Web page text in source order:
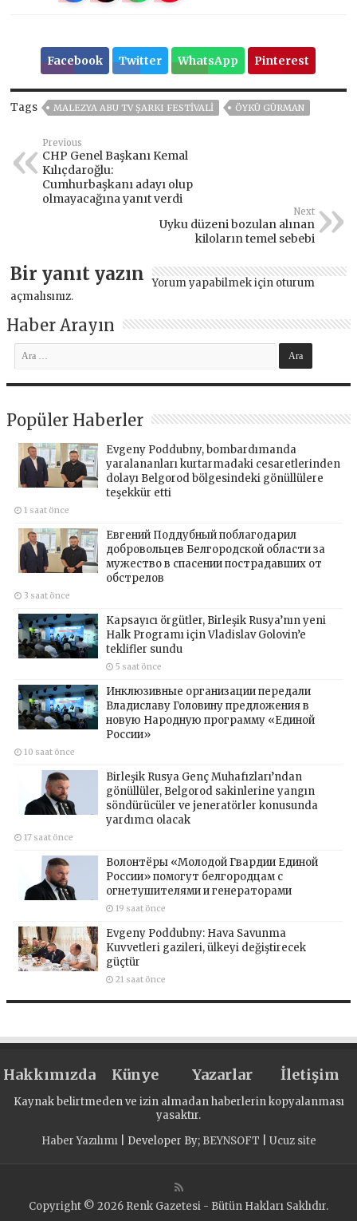
Facebook Twitter WhatsApp Pinterest
Tags MALEZYA ABU TV ŞARKI FESTIVALI ÖYKÜ GÜRMAN
Previous
CHP Genel Başkanı Kemal
Kılıçdaroğlu:
Cumhurbaşkanı adayı olup
olmayacağına yanıt verdi
Next
Uyku düzeni bozulan alınan
kiloların temel sebebi
Bir yanıt yazın Yorum yapabilmek için oturum
açmalısınız.
Haber Arayın
Popüler Haberler
Evgeny Poddubny, bombardımanda
yaralananları kurtarmadaki cesaretlerinden
dolayı Belgorod bölgesindeki gönüllülere
teşekkür etti
1 saat önce
Евгений Поддубный поблагодарил
добровольцев Белгородской области за
мужество в спасении пострадавших от
обстрелов
3 saat önce
Kapsayıcı örgütler, Birleşik Rusya’nın yeni
Halk Programı için Vladislav Golovin’e
teklifler sundu
5 saat önce
Инклюзивные организации передали
Владиславу Головину предложения в
новую Народную программу «Единой
России»
10 saat önce
Birleşik Rusya Genç Muhafızları’ndan
gönüllüler, Belgorod sakinlerine yangın
söndürücüler ve jeneratörler konusunda
yardımcı olacak
17 saat önce
Волонтёры «Молодой Гвардии Единой
России» помогут белгородцам с
огнетушителями и генераторами
19 saat önce
Evgeny Poddubny: Hava Savunma
Kuvvetleri gazileri, ülkeyi değiştirecek
güçtür
21 saat önce
Hakkımızda Künye Yazarlar İletişim
Kaynak belirtmeden ve izin almadan haberlerin kopyalanması
yasaktır.
Haber Yazılımı| Developer By; BEYNSOFT Ucuz site
Copyright © 2026 Renk Gazetesi - Bütün Hakları Saklıdır.